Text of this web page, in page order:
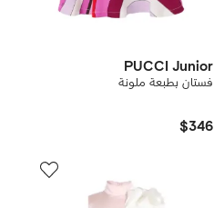
PUCCI Junior
فستان بطبعة ملونة
$346